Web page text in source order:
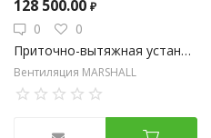
128 500.00 ₽
0
0
Приточно-вытяжная установка на 1860 м3/час с пластинчатым рекуператором с электрическим нагревом
Вентиляция MARSHALL